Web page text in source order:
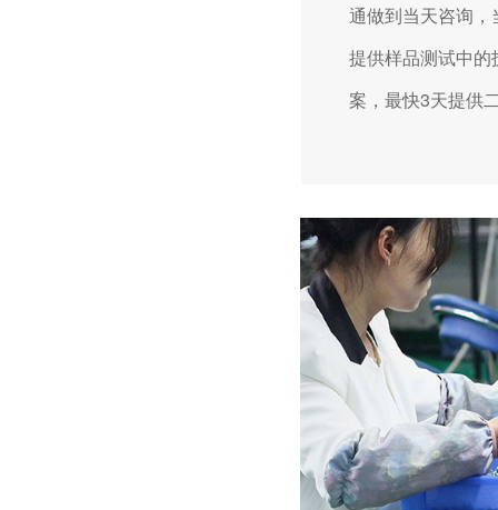
通做到当天咨询，
提供样品测试中的
案，最快3天提供二